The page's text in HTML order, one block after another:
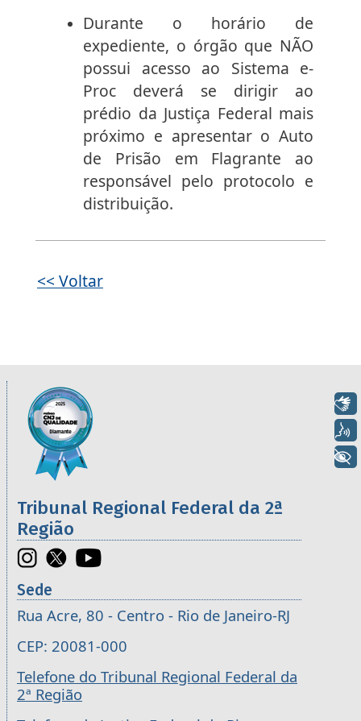
Durante o horário de
expediente, o órgão que NÃO
possui acesso ao Sistema e-
Proc deverá se dirigir ao
prédio da Justiça Federal mais
próximo e apresentar o Auto
de Prisão em Flagrante ao
responsável pelo protocolo e
distribuição.
<< Voltar
Informações úteis sobre os órgãos da 2ª
Imagem
Tribunal Regional Federal da 2ª
Região
Sede
Rua Acre, 80 - Centro - Rio de Janeiro-RJ
CEP: 20081-000
Telefone do Tribunal Regional Federal da
2ª Região